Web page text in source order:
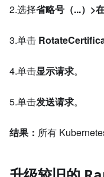
2.选择省略号（...）>
3.单击
4.单击显示请求。
5.单击发送请求。
结果： 所有